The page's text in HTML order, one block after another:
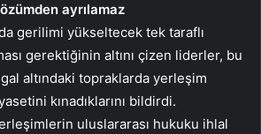
ayrılamaz
gerilimi yükseltecek tek taraflı
gerektiğinin altını çizen liderler, bu
altındaki topraklarda yerleşim
kınadıklarını bildirdi.
uluslararası hukuku ihlal